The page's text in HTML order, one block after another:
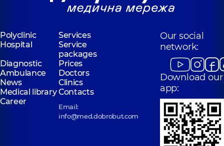
Polyclinic
Services
Hospital
Service
packages
Diagnostic
Prices
Ambulance
Doctors
News
Clinics
Medical libraryContacts
Career
Email:
info@med.dobrobut.com
Our social
network:
Download our
app: